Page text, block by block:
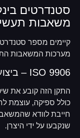
סטנדרטים
משאבות
קיימים מספר
מערכות המשאבות
ISO 9906 – ביצועי משאבות צנטריפוגליות
התקן הזה קובע את
כולל ספיקה, עוצמת
חייבת לוודא
שנקבעו על ידי היצרן.